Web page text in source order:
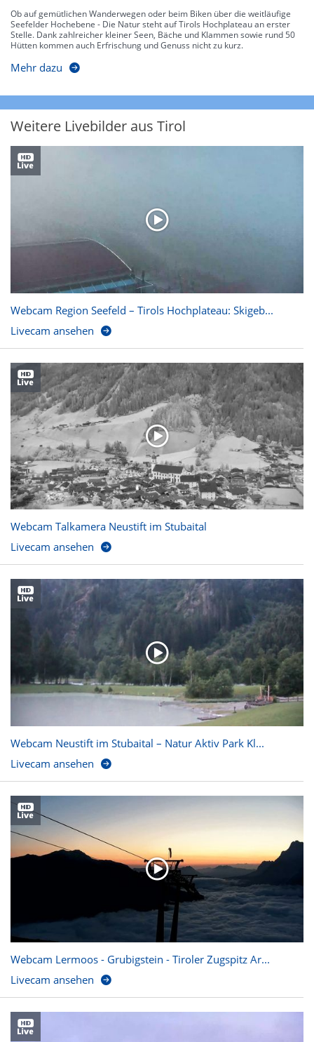
Ob auf gemütlichen Wanderwegen oder beim Biken über die weitläufige
Seefelder Hochebene - Die Natur steht auf Tirols Hochplateau an erster
Stelle. Dank zahlreicher kleiner Seen, Bäche und Klammen sowie rund 50
Hütten kommen auch Erfrischung und Genuss nicht zu kurz.
Mehr dazu
Weitere Livebilder aus Tirol
Webcam Region Seefeld – Tirols Hochplateau: Skigeb...
Livecam ansehen
Webcam Talkamera Neustift im Stubaital
Livecam ansehen
Webcam Neustift im Stubaital – Natur Aktiv Park Kl...
Livecam ansehen
Webcam Lermoos - Grubigstein - Tiroler Zugspitz Ar...
Livecam ansehen